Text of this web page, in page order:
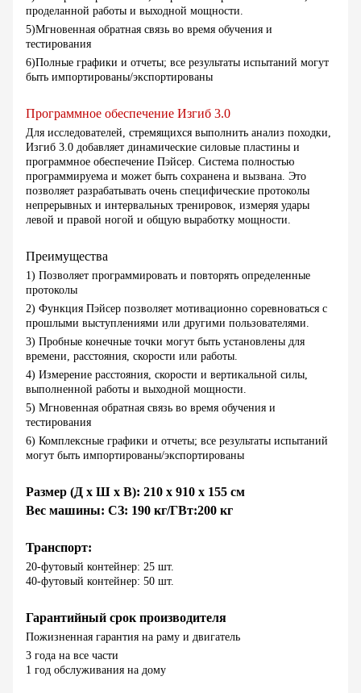
проделанной работы и выходной мощности.
5)Мгновенная обратная связь во время обучения и
тестирования
6)Полные графики и отчеты; все результаты испытаний могут
быть импортированы/экспортированы
Программное обеспечение Изгиб 3.0
Для исследователей, стремящихся выполнить анализ походки,
Изгиб 3.0 добавляет динамические силовые пластины и
программное обеспечение Пэйсер. Система полностью
программируема и может быть сохранена и вызвана. Это
позволяет разрабатывать очень специфические протоколы
непрерывных и интервальных тренировок, измеряя удары
левой и правой ногой и общую выработку мощности.
Преимущества
1) Позволяет программировать и повторять определенные
протоколы
2) Функция Пэйсер позволяет мотивационно соревноваться с
прошлыми выступлениями или другими пользователями.
3) Пробные конечные точки могут быть установлены для
времени, расстояния, скорости или работы.
4) Измерение расстояния, скорости и вертикальной силы,
выполненной работы и выходной мощности.
5) Мгновенная обратная связь во время обучения и
тестирования
6) Комплексные графики и отчеты; все результаты испытаний
могут быть импортированы/экспортированы
Размер (Д х Ш х В): 210 х 910 х 155 см
Вес машины: СЗ: 190 кг/ГВт:200 кг
Транспорт:
20-футовый контейнер: 25 шт.
40-футовый контейнер: 50 шт.
Гарантийный срок производителя
Пожизненная гарантия на раму и двигатель
3 года на все части
1 год обслуживания на дому